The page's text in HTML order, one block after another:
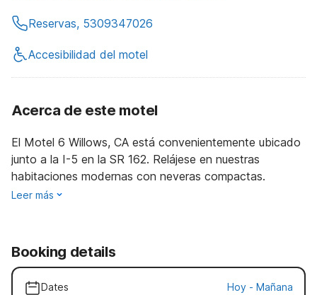
Reservas, 5309347026
Accesibilidad del motel
Acerca de este motel
El Motel 6 Willows, CA está convenientemente ubicado
junto a la I-5 en la SR 162. Relájese en nuestras
habitaciones modernas con neveras compactas.
Leer más
Booking details
Dates Hoy - Mañana